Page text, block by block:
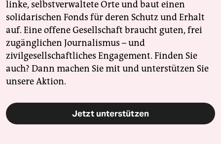
linke, selbstverwaltete Orte und baut einen
solidarischen Fonds für deren Schutz und Erhalt
auf. Eine offene Gesellschaft braucht guten, frei
zugänglichen Journalismus – und
zivilgesellschaftliches Engagement. Finden Sie
auch? Dann machen Sie mit und unterstützen Sie
unsere Aktion.
Jetzt unterstützen